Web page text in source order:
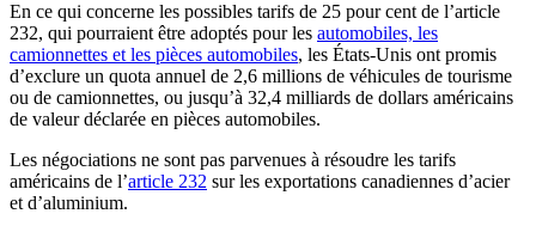
En ce qui concerne les possibles tarifs de 25 pour cent de l’article
232, qui pourraient être adoptés pour les automobiles, les
camionnettes et les pièces automobiles, les États-Unis ont promis
d’exclure un quota annuel de 2,6 millions de véhicules de tourisme
ou de camionnettes, ou jusqu’à 32,4 milliards de dollars américains
de valeur déclarée en pièces automobiles.
Les négociations ne sont pas parvenues à résoudre les tarifs
américains de l’article 232 sur les exportations canadiennes d’acier
et d’aluminium.